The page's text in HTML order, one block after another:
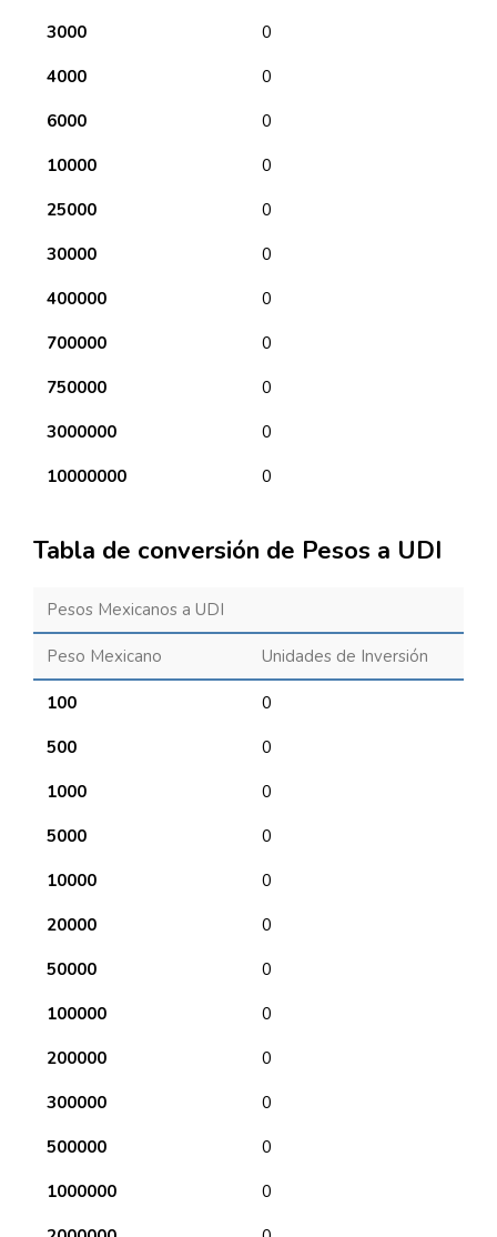
3000
0
4000
0
6000
0
10000
0
25000
0
30000
0
400000
0
700000
0
750000
0
3000000
0
10000000
0
Tabla de conversión de Pesos a UDI
Pesos Mexicanos a UDI
Peso Mexicano Unidades de Inversión
100
0
500
0
1000
0
5000
0
10000
0
20000
0
50000
0
100000
0
200000
0
300000
0
500000
0
1000000
0